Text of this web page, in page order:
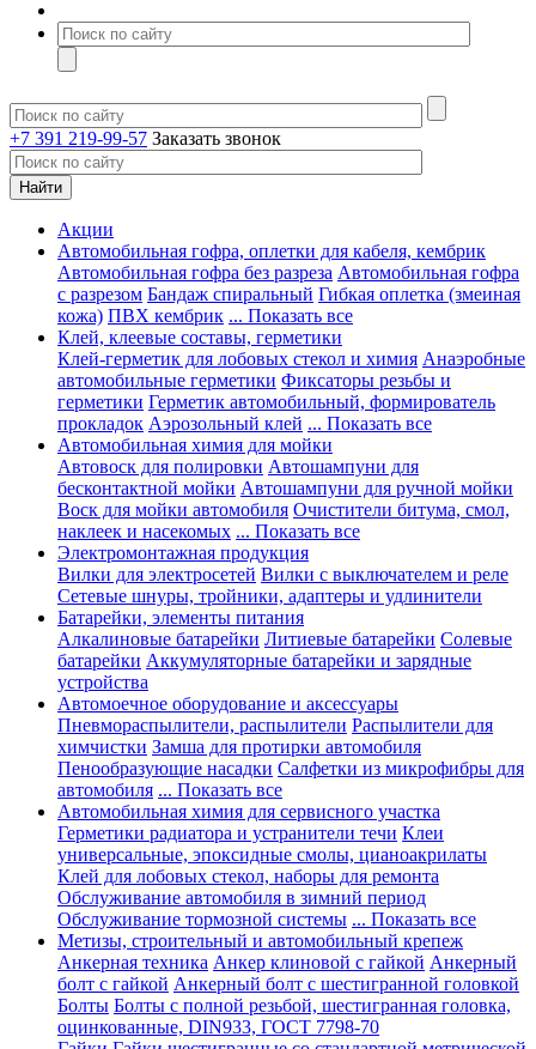
+7 391 219-99-57 Заказать звонок
Акции
Автомобильная гофра, оплетки для кабеля, кембрик
Автомобильная гофра без разреза Автомобильная гофра
с разрезом Бандаж спиральный Гибкая оплетка (змеиная
кожа) ПВХ кембрик ... Показать все
Клей, клеевые составы, герметики
Клей-герметик для лобовых стекол и химия Анаэробные
автомобильные герметики Фиксаторы резьбы и
герметики Герметик автомобильный, формирователь
прокладок Аэрозольный клей ... Показать все
Автомобильная химия для мойки
Автовоск для полировки Автошампуни для
бесконтактной мойки Автошампуни для ручной мойки
Воск для мойки автомобиля Очистители битума, смол,
наклеек и насекомых ... Показать все
Электромонтажная продукция
Вилки для электросетей Вилки с выключателем и реле
Сетевые шнуры, тройники, адаптеры и удлинители
Батарейки, элементы питания
Алкалиновые батарейки Литиевые батарейки Солевые
батарейки Аккумуляторные батарейки и зарядные
устройства
Автомоечное оборудование и аксессуары
Пневмораспылители, распылители Распылители для
химчистки Замша для протирки автомобиля
Пенообразующие насадки Салфетки из микрофибры для
автомобиля ... Показать все
Автомобильная химия для сервисного участка
Герметики радиатора и устранители течи Клеи
универсальные, эпоксидные смолы, цианоакрилаты
Клей для лобовых стекол, наборы для ремонта
Обслуживание автомобиля в зимний период
Обслуживание тормозной системы ... Показать все
Метизы, строительный и автомобильный крепеж
Анкерная техника Анкер клиновой с гайкой Анкерный
болт с гайкой Анкерный болт с шестигранной головкой
Болты Болты с полной резьбой, шестигранная головка,
оцинкованные, DIN933, ГОСТ 7798-70